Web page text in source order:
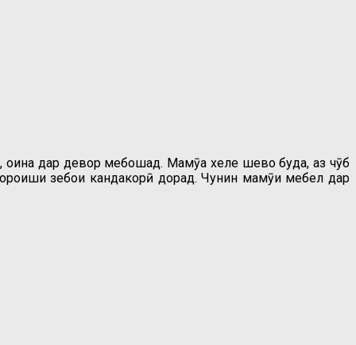
оина дар девор мебошад. Маҷмӯа хеле шево буда, аз чӯб
зебои кандакорӣ дорад. Чунин маҷмӯи мебел дар